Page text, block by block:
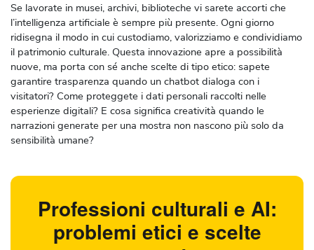
Se lavorate in musei, archivi, biblioteche vi sarete accorti che
l’intelligenza artificiale è sempre più presente. Ogni giorno
ridisegna il modo in cui custodiamo, valorizziamo e condividiamo
il patrimonio culturale. Questa innovazione apre a possibilità
nuove, ma porta con sé anche scelte di tipo etico: sapete
garantire trasparenza quando un chatbot dialoga con i
visitatori? Come proteggete i dati personali raccolti nelle
esperienze digitali? E cosa significa creatività quando le
narrazioni generate per una mostra non nascono più solo da
sensibilità umane?
Professioni culturali e AI:
problemi etici e scelte